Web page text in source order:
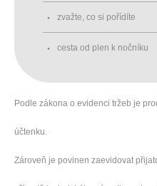
zvažte, co si pořídíte
cesta od plen k nočníku
Podle zákona o evidenci tržeb je
účtenku.
Zároveň je povinen zaevidovat